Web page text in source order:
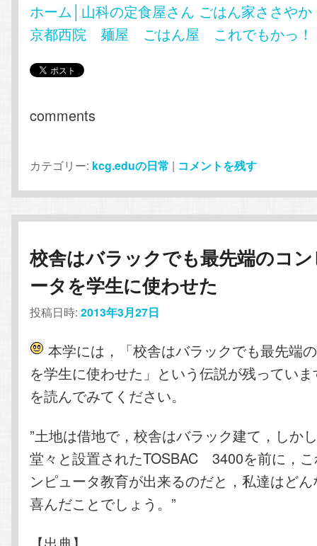
ホーム│山科の定食屋さん ごはん家ささやか
京都西院 麺屋 ごはん屋 これでもかっ！
comments
カテゴリー: kcg.eduの日常 | コメントを残す
校舎はバラックでも最先端のコ
ータを学生に使わせた
投稿日時:2013年3月27日
本学には，「校舎はバラックでも最先端
を学生に使わせた」という伝説が残ってい
を読んでみてください。
”土地は借地で，校舎はバラック建て，しか
堂々と設置されたTOSBAC 3400を前に，
ンピュータ教育が出来るのだと，私達はど
喜んだことでしょう。”